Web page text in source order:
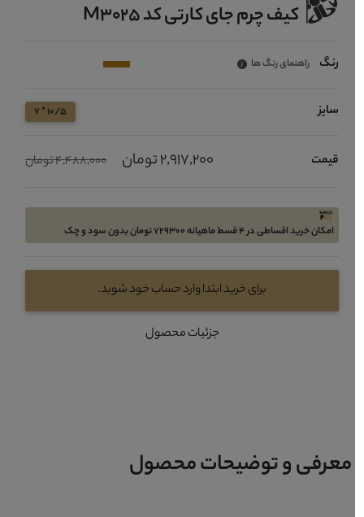
کیف چرم جای کارتی کد M3025
رنگ راهنمای رنگ ها
سایز 10/5 * 7
قیمت 2,917,200 تومان 4,488,000 تومان
امکان خرید اقساطی در 4 قسط ماهیانه 729300 تومان بدون سود و چک
برای خرید ابتدا وارد حساب خود شوید.
جزئیات محصول
معرفی و توضیحات محصول